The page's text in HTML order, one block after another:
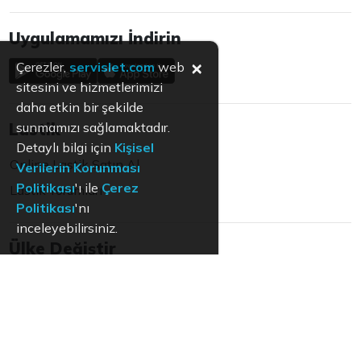
Uygulamamızı İndirin
Lastik
Online Lastik Satın Al
Lastik Yorumları
Çerezler, servislet.com web
sitesini ve hizmetlerimizi
daha etkin bir şekilde
sunmamızı sağlamaktadır.
Detaylı bilgi için Kişisel
Verilerin Korunması
Politikası'ı ile Çerez
Politikası'nı
inceleyebilirsiniz.
×